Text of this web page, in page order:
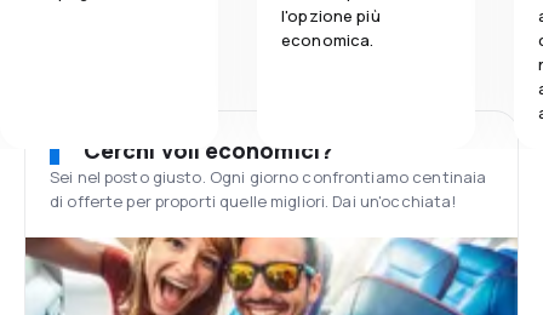
l'opzione più
economica.
Cerchi voli economici?
Sei nel posto giusto. Ogni giorno confrontiamo centinaia
di offerte per proporti quelle migliori. Dai un'occhiata!